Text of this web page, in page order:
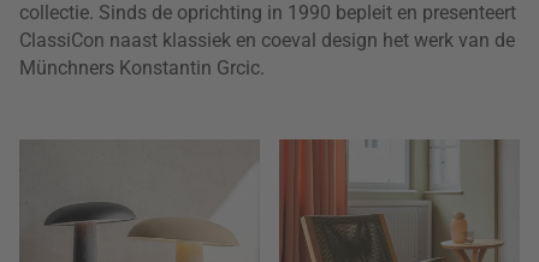
collectie. Sinds de oprichting in 1990 bepleit en presenteert
ClassiCon naast klassiek en coeval design het werk van de
Münchners Konstantin Grcic.